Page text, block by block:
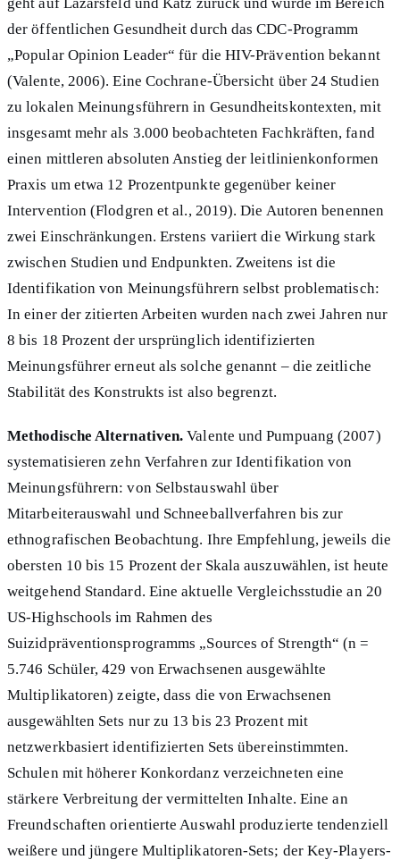
der öffentlichen Gesundheit durch das CDC-Programm
„Popular Opinion Leader“ für die HIV-Prävention bekannt
(Valente, 2006). Eine Cochrane-Übersicht über 24 Studien
zu lokalen Meinungsführern in Gesundheitskontexten, mit
insgesamt mehr als 3.000 beobachteten Fachkräften, fand
einen mittleren absoluten Anstieg der leitlinienkonformen
Praxis um etwa 12 Prozentpunkte gegenüber keiner
Intervention (Flodgren et al., 2019). Die Autoren benennen
zwei Einschränkungen. Erstens variiert die Wirkung stark
zwischen Studien und Endpunkten. Zweitens ist die
Identifikation von Meinungsführern selbst problematisch:
In einer der zitierten Arbeiten wurden nach zwei Jahren nur
8 bis 18 Prozent der ursprünglich identifizierten
Meinungsführer erneut als solche genannt – die zeitliche
Stabilität des Konstrukts ist also begrenzt.
Methodische Alternativen. Valente und Pumpuang (2007)
systematisieren zehn Verfahren zur Identifikation von
Meinungsführern: von Selbstauswahl über
Mitarbeiterauswahl und Schneeballverfahren bis zur
ethnografischen Beobachtung. Ihre Empfehlung, jeweils die
obersten 10 bis 15 Prozent der Skala auszuwählen, ist heute
weitgehend Standard. Eine aktuelle Vergleichsstudie an 20
US-Highschools im Rahmen des
Suizidpräventionsprogramms „Sources of Strength“ (n =
5.746 Schüler, 429 von Erwachsenen ausgewählte
Multiplikatoren) zeigte, dass die von Erwachsenen
ausgewählten Sets nur zu 13 bis 23 Prozent mit
netzwerkbasiert identifizierten Sets übereinstimmten.
Schulen mit höherer Konkordanz verzeichneten eine
stärkere Verbreitung der vermittelten Inhalte. Eine an
Freundschaften orientierte Auswahl produzierte tendenziell
weißere und jüngere Multiplikatoren-Sets; der Key-Players-